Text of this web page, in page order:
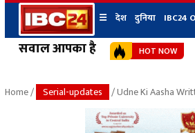
सवाल आपका है
☰ देश दुनिया IBC24
छत्तीसगढ़ न्यूज
उत्तर प्रदेश न्यूज
शहर
भोपाल
जबलपुर
HOT NOW
Home/ Serial-updates / Udne Ki Aasha